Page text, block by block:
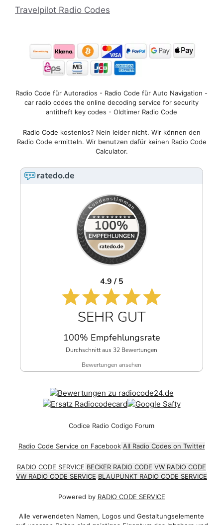
Travelpilot Radio Codes
Radio Code für Autoradios - Radio Code für Auto Navigation -
car radio codes the online decoding service for security
antitheft key codes - Oldtimer Radio Code
Radio Code kostenlos? Nein leider nicht. Wir können den
Radio Code ermitteln. Wir benutzen dafür keinen Radio Code
Calculator.
4.9 / 5
SEHR GUT
100% Empfehlungsrate
Durchschnitt aus 32 Bewertungen
Bewertungen ansehen
Codice Radio Codigo Forum
Radio Code Service on Facebook All Radio Codes on Twitter
RADIO CODE SERVICE BECKER RADIO CODE VW RADIO CODE
VW RADIO CODE SERVICE BLAUPUNKT RADIO CODE SERVICE
Powered by RADIO CODE SERVICE
Alle verwendeten Namen, Logos und Gestaltungselemente